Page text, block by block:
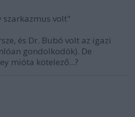
szarkazmus volt"
és Dr. Bubó volt az igazi
gondolkodók). De
mióta kötelező...?